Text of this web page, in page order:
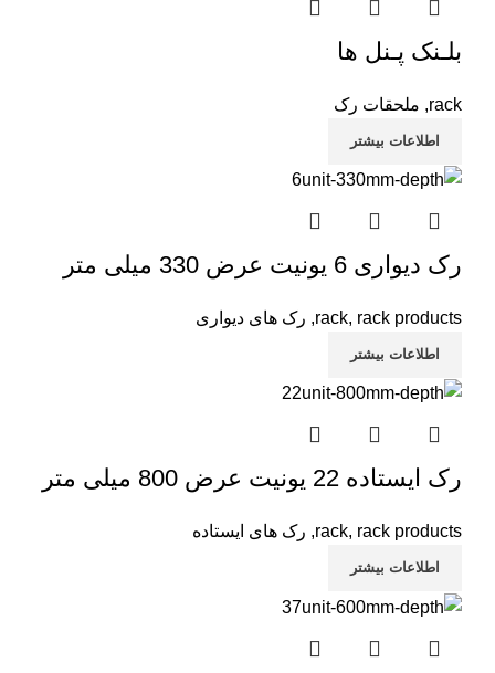
بلـنک پـنل ها
rack
, ملحقات رک
اطلاعات بیشتر
رک دیواری 6 یونیت عرض 330 میلی متر
rack, rack products
, رک های دیواری
اطلاعات بیشتر
رک ایستاده 22 یونیت عرض 800 میلی متر
rack, rack products
, رک های ایستاده
اطلاعات بیشتر